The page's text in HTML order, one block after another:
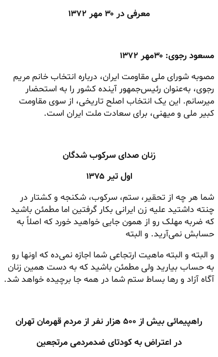
معرفی در ۳۰ مهر ۱۳۷۲
مسعود رجوی: ۳۰مهر ۱۳۷۲
مصوبه شورای ملی مقاومت ایران، درباره انتخاب خانم مریم
رجوی، به‌عنوان رئیس‌جمهور آینده کشور را به استحضار
میرسانم. این یک انتخاب اصلح تاریخی، از سوی مقاومت
کبیر ملی و میهنی، برای سعادت ملت ایران است.
زنان صدای سرکوب شدگان
اول تیر ۱۳۷۵
شما هر چه از تحقیر، ستم، سرکوب، شکنجه و کشتار در
چنته داشتید علیه زن ایرانی بکار گرفتین اما مطمئن باشید
که ضربه مهلک رو از همون جایی خواهید خورد که اصلاً به
حسابش نمی‌آرید. و البته
و البته و البته ماهیت ارتجاعی شما اجازه نمی‌ده که اونها رو
به حساب بیارید ولی مطمئن باشید که به دست همین زنان
آگاه آزاد و رها بساط ستم شما در همه جا برچیده خواهد شد.
راهپیمائی بیش از ۵۰۰ هزار نفر از مردم قهرمان تهران
در اعتراض به کودتای ضدمردمی مرتجعین